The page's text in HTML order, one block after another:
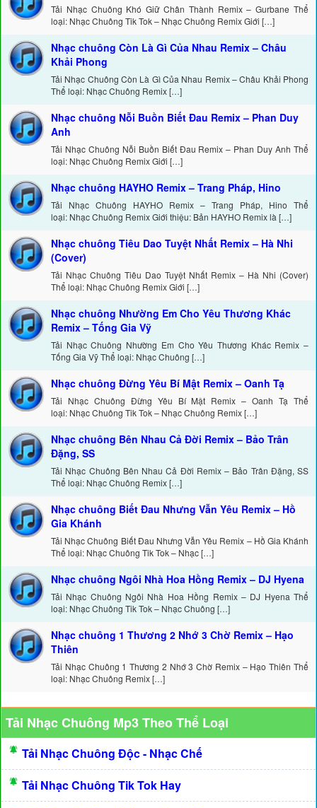
Tải Nhạc Chuông Khó Giữ Chân Thành Remix – Gurbane Thể
loại: Nhạc Chuông Tik Tok – Nhạc Chuông Remix Giới […]
Nhạc chuông Còn Là Gì Của Nhau Remix – Châu
Khải Phong
Tải Nhạc Chuông Còn Là Gì Của Nhau Remix – Châu Khải Phong
Thể loại: Nhạc Chuông Remix […]
Nhạc chuông Nỗi Buồn Biết Đau Remix – Phan Duy
Anh
Tải Nhạc Chuông Nỗi Buồn Biết Đau Remix – Phan Duy Anh Thể
loại: Nhạc Chuông Remix Giới […]
Nhạc chuông HAYHO Remix – Trang Pháp, Hino
Tải Nhạc Chuông HAYHO Remix – Trang Pháp, Hino Thể
loại: Nhạc Chuông Remix Giới thiệu: Bản HAYHO Remix là […]
Nhạc chuông Tiêu Dao Tuyệt Nhất Remix – Hà Nhi
(Cover)
Tải Nhạc Chuông Tiêu Dao Tuyệt Nhất Remix – Hà Nhi (Cover)
Thể loại: Nhạc Chuông Remix Giới […]
Nhạc chuông Nhường Em Cho Yêu Thương Khác
Remix – Tống Gia Vỹ
Tải Nhạc Chuông Nhường Em Cho Yêu Thương Khác Remix –
Tống Gia Vỹ Thể loại: Nhạc Chuông […]
Nhạc chuông Đừng Yêu Bí Mật Remix – Oanh Tạ
Tải Nhạc Chuông Đừng Yêu Bí Mật Remix – Oanh Tạ Thể
loại: Nhạc Chuông Tik Tok – Nhạc Chuông Remix […]
Nhạc chuông Bên Nhau Cả Đời Remix – Bảo Trân
Đặng, SS
Tải Nhạc Chuông Bên Nhau Cả Đời Remix – Bảo Trân Đặng, SS
Thể loại: Nhạc Chuông Remix […]
Nhạc chuông Biết Đau Nhưng Vẫn Yêu Remix – Hồ
Gia Khánh
Tải Nhạc Chuông Biết Đau Nhưng Vẫn Yêu Remix – Hồ Gia Khánh
Thể loại: Nhạc Chuông Tik Tok – Nhạc […]
Nhạc chuông Ngôi Nhà Hoa Hồng Remix – DJ Hyena
Tải Nhạc Chuông Ngôi Nhà Hoa Hồng Remix – DJ Hyena Thể
loại: Nhạc Chuông Tik Tok – Nhạc Chuông […]
Nhạc chuông 1 Thương 2 Nhớ 3 Chờ Remix – Hạo
Thiên
Tải Nhạc Chuông 1 Thương 2 Nhớ 3 Chờ Remix – Hạo Thiên Thể
loại: Nhạc Chuông Remix […]
Tải Nhạc Chuông Mp3 Theo Thể Loại
Tải Nhạc Chuông Độc - Nhạc Chế
Tải Nhạc Chuông Tik Tok Hay